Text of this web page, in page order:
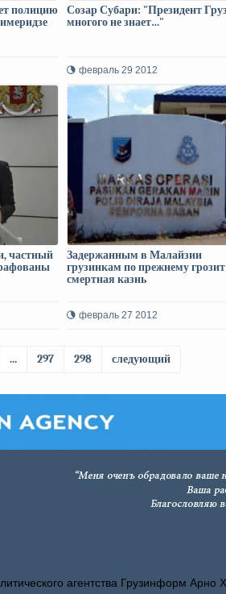
полицию
Созар Субари: "Президент
многого не знает…"
февраль 29 2012
частный
Задержанным в Малайзии
грузинкам по прежнему грозит
смертная казнь
февраль 27 2012
... 297 298 следующий
агентства Грузинформ Арно